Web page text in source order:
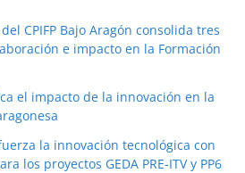
CPIFP Bajo Aragón consolida tres
e impacto en la Formación
el impacto de la innovación en la
la innovación tecnológica con
los proyectos GEDA PRE-ITV y PP6